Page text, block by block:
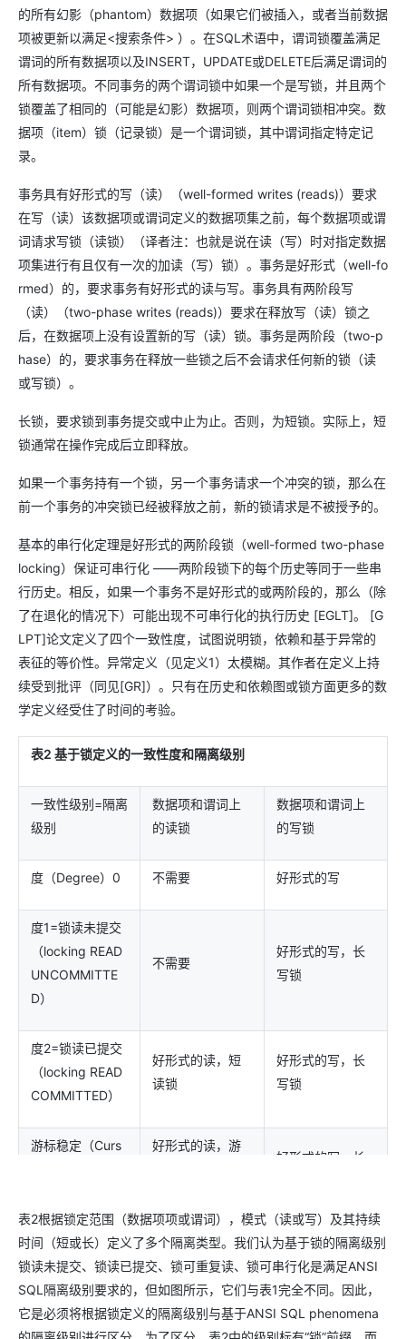
的所有幻影（phantom）数据项（如果它们被插入，或者当前数据
项被更新以满足<搜索条件> ）。在SQL术语中，谓词锁覆盖满足
谓词的所有数据项以及INSERT，UPDATE或DELETE后满足谓词的
所有数据项。不同事务的两个谓词锁中如果一个是写锁，并且两个
锁覆盖了相同的（可能是幻影）数据项，则两个谓词锁相冲突。数
据项（item）锁（记录锁）是一个谓词锁，其中谓词指定特定记
录。
事务具有好形式的写（读）（well-formed writes (reads)）要求
在写（读）该数据项或谓词定义的数据项集之前，每个数据项或谓
词请求写锁（读锁）（译者注：也就是说在读（写）时对指定数据
项集进行有且仅有一次的加读（写）锁）。事务是好形式（well-fo
rmed）的，要求事务有好形式的读与写。事务具有两阶段写
（读）（two-phase writes (reads)）要求在释放写（读）锁之
后，在数据项上没有设置新的写（读）锁。事务是两阶段（two-p
hase）的，要求事务在释放一些锁之后不会请求任何新的锁（读
或写锁）。
长锁，要求锁到事务提交或中止为止。否则，为短锁。实际上，短
锁通常在操作完成后立即释放。
如果一个事务持有一个锁，另一个事务请求一个冲突的锁，那么在
前一个事务的冲突锁已经被释放之前，新的锁请求是不被授予的。
基本的串行化定理是好形式的两阶段锁（well-formed two-phase
locking）保证可串行化 ——两阶段锁下的每个历史等同于一些串
行历史。相反，如果一个事务不是好形式的或两阶段的，那么（除
了在退化的情况下）可能出现不可串行化的执行历史 [EGLT]。 [G
LPT]论文定义了四个一致性度，试图说明锁，依赖和基于异常的
表征的等价性。异常定义（见定义1）太模糊。其作者在定义上持
续受到批评（同见[GR]）。只有在历史和依赖图或锁方面更多的数
学定义经受住了时间的考验。
表2 基于锁定义的一致性度和隔离级别
一致性级别=隔离
级别
数据项和谓词上
的读锁
数据项和谓词上
的写锁
度（Degree）0 不需要 好形式的写
度1=锁读未提交
（locking READ
UNCOMMITTE
D）
不需要
好形式的写，长
写锁
度2=锁读已提交
（locking READ
COMMITTED）
好形式的读，短
读锁
好形式的写，长
写锁
游标稳定（Curs
好形式的读，游
好形式的写，长
锁可重复读（loc
king REPEATAB
LE READ）
好形式的读，长
读锁（对于数据
项），短读锁
（对于谓词）
好形式的写，长
写锁
表2根据锁定范围（数据项项或谓词），模式（读或写）及其持续
时间（短或长）定义了多个隔离类型。我们认为基于锁的隔离级别
锁读未提交、锁读已提交、锁可重复读、锁可串行化是满足ANSI
SQL隔离级别要求的，但如图所示，它们与表1完全不同。因此，
它是必须将根据锁定义的隔离级别与基于ANSI SQL phenomena